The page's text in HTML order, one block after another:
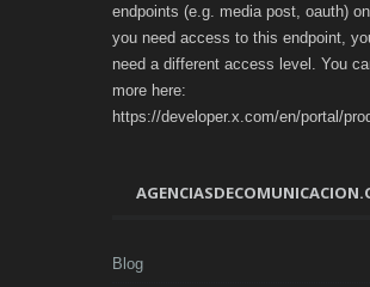
endpoints (e.g. media post, oauth)
you need access to this endpoint,
need a different access level. You
more here:
https://developer.x.com/en/portal/
Blog